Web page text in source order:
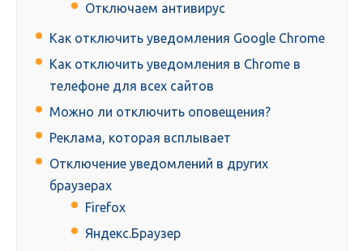
Отключаем антивирус
Как отключить уведомления Google Chrome
Как отключить уведомления в Chrome в
телефоне для всех сайтов
Можно ли отключить оповещения?
Реклама, которая всплывает
Отключение уведомлений в других
браузерах
Firefox
Яндекс.Браузер